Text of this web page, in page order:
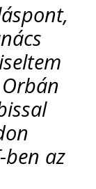
ben az